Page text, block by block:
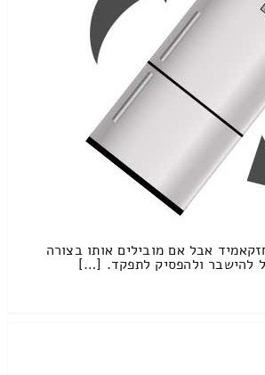
אבל אם מובילים אותו בצורה
להישבר ולהפסיק לתפקד. […]